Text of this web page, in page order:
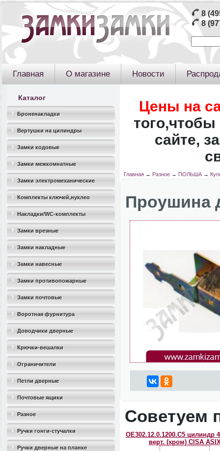
8
8
Главная О магазине Новости
Каталог
Броненакладки
Вертушки на цилиндры
Замки кодовые
Замки межкомнатные
Замки электромеханические
Комплекты ключей,нуклео
Накладки/WC-комплекты
Замки врезные
Замки накладные
Замки навесные
Замки противопожарные
Замки почтовые
Воротная фурнитура
Доводчики дверные
Крючки-вешалки
Ограничители
дверные(стопоры)
Петли дверные
Почтовые ящики
Разное
Ручки гонги-стучалки
Ручки дверные на планке
Цены на
того,чтобы
сайте,
Главная→ Разное→ ПОЛЬША→
Проушина
Советуем
OЕ302.12.0.1200.C5 цилиндр
верт. (хром) CISA